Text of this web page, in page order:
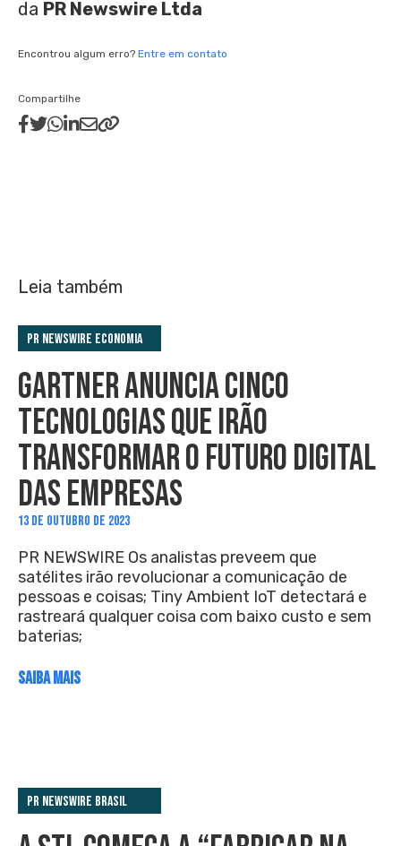
da PR Newswire Ltda
Encontrou algum erro? Entre em contato
Compartilhe
Leia também
PR Newswire Economia
GARTNER ANUNCIA CINCO
TECNOLOGIAS QUE IRÃO
TRANSFORMAR O FUTURO DIGITAL
DAS EMPRESAS
13 DE OUTUBRO DE 2023
PR NEWSWIRE Os analistas preveem que
satélites irão revolucionar a comunicação de
pessoas e coisas; Tiny Ambient IoT detectará e
rastreará qualquer coisa com baixo custo e sem
baterias;
SAIBA MAIS
PR Newswire Brasil